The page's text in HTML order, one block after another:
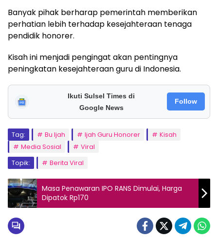
Banyak pihak berharap pemerintah memberikan
perhatian lebih terhadap kesejahteraan tenaga
pendidik honorer.
Kisah ini menjadi pengingat akan pentingnya
peningkatan kesejahteraan guru di Indonesia.
Ikuti Sulsel Times di
Google News
Follow
Tag: Bu Ijah Ijah Guru Honorer
Kisah
Media Sosial
Viral
Topik:
Berita Viral
Masa Penawaran IPO RANS Dimulai, Harga
Dipatok Rp170